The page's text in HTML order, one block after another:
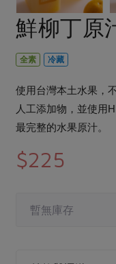
家庭清潔
日用品
優惠專區
主題食譜
養身食補
節慶大餐
高麗菜海鮮煎餅
2024農業發展計畫年
更多議題活動
把最好的台灣味帶回
生活者e週報
綠主張月刊
典藏閱覽室
社務專區
選舉專區
媒體報導
下載專區
社務會議
鮮柳丁原
全素 冷藏
使用台灣本土水果，
人工添加物，並使用
最完整的水果原汁。
$225
暫無庫存